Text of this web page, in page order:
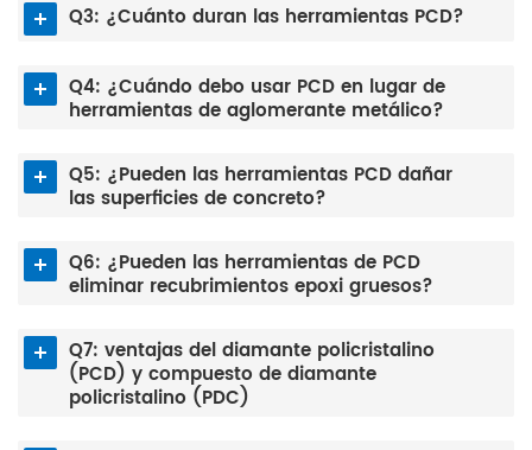
Q3: ¿Cuánto duran las herramientas PCD?
Q4: ¿Cuándo debo usar PCD en lugar de
herramientas de aglomerante metálico?
Q5: ¿Pueden las herramientas PCD dañar
las superficies de concreto?
Q6: ¿Pueden las herramientas de PCD
eliminar recubrimientos epoxi gruesos?
Q7: ventajas del diamante policristalino
(PCD) y compuesto de diamante
policristalino (PDC)